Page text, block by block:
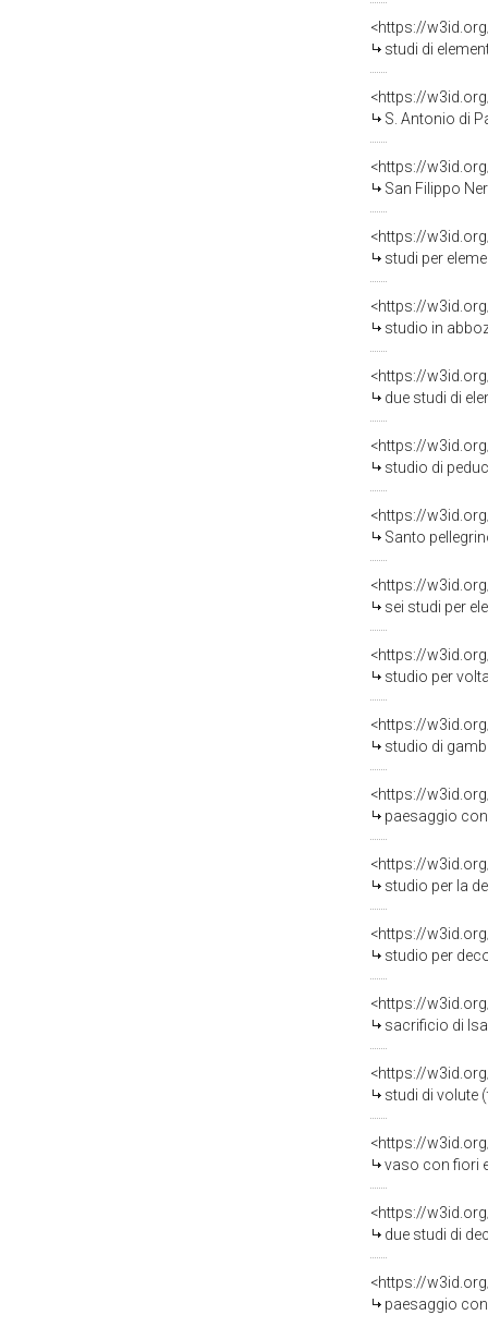
<https://
studi di elementi
<https://
S. Antonio di
<https://
San Filippo Neri e
<https://
studi per elementi
<https://
studio in abbozzo
<https://
due studi di
<https://
studio di peduccio
<https://
Santo pellegrino
<https://
sei studi per
<https://
studio per volta
<https://
studio di gamba
<https://
paesaggio con
<https://
studio per la decorazione di
<https://
studio per
<https://
sacrificio di
<https://
studi di volute
<https://
vaso con fiori
<https://
due studi di
<https://
paesaggio con